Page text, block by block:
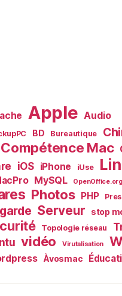
Apple Audio
BD Bureautique
Compétence Mac
iOS iPhone iUse
MySQL OpenOffice.org
Photos PHP
Serveur stop
Topologie réseau
vidéo Virutalisation
Àvosmac